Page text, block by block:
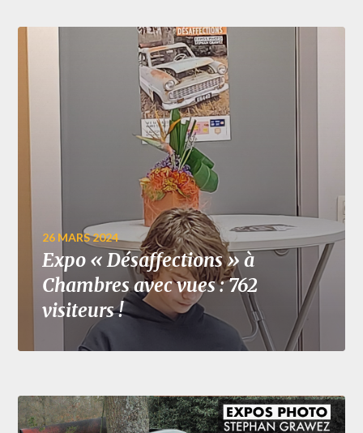
26 MARS 2024
Expo « Désaffections » à
Chambres avec vues : 762
visiteurs !